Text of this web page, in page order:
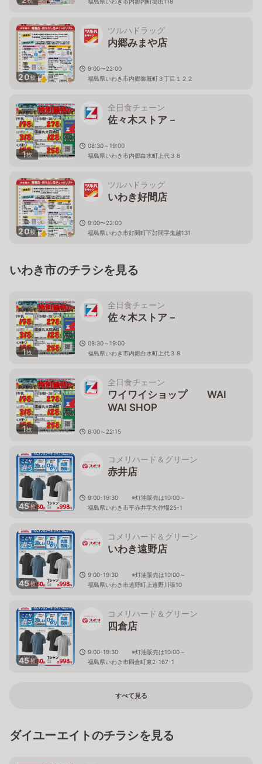
20枚
ツルハドラッグ
内郷みまや店
9:00〜22:00
福島県いわき市内郷御厩町３丁目１２２
1枚
全日食チェーン
佐々木ストア－
08:30～19:00
福島県いわき市内郷白水町上代３８
20枚
ツルハドラッグ
いわき好間店
9:00〜22:00
福島県いわき市好間町下好間字鬼越131
いわき市のチラシを見る
1枚
全日食チェーン
佐々木ストア－
08:30～19:00
福島県いわき市内郷白水町上代３８
1枚
全日食チェーン
ワイワイショップ WAI
WAI SHOP
6:00～22:15
45枚
コメリハード＆グリーン
赤井店
9:00-19:30 ※灯油販売は10:00～
福島県いわき市平赤井字大作場25-1
45枚
コメリハード＆グリーン
いわき遠野店
9:00-19:30 ※灯油販売は10:00～
福島県いわき市遠野町上遠野川張10
45枚
コメリハード＆グリーン
四倉店
9:00-19:30 ※灯油販売は10:00～
福島県いわき市四倉町東2-167-1
すべて見る
ダイユーエイトのチラシを見る